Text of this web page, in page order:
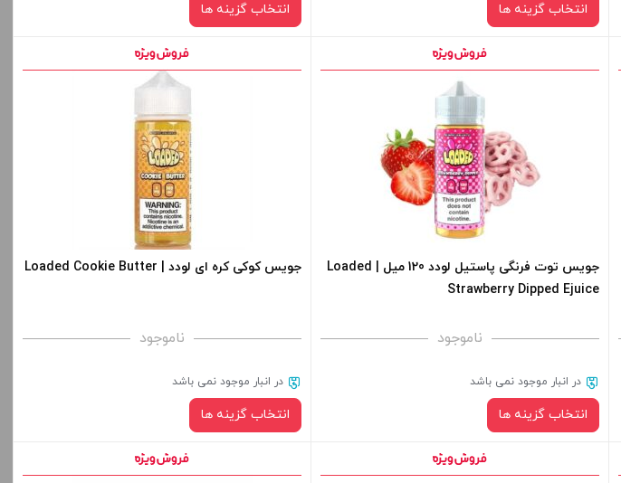
انتخاب گزینه ها
نیکوتین:
صاف
برای فعال شدن سبد خرید و نمایش قیمت ، گزینه
های محصول را از کادر بالا انتخاب کنید.
افزودن به سبد خرید
انتخاب گزینه ها
نیکوتین:
صاف
برای فعال شدن سبد خرید و نمایش قیمت ، گزینه
های محصول را از کادر بالا انتخاب کنید.
جویس توت فرنگی پاستیل لودد 120 میل | Loaded
Strawberry Dipped Ejuice
ناموجود
در انبار موجود نمی باشد
انتخاب گزینه ها
جویس کوکی کره ای لودد | Loaded Cookie Butter
ناموجود
در انبار موجود نمی باشد
انتخاب گزینه ها